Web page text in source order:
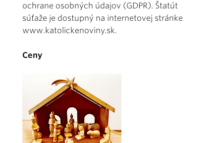
ochrane osobných údajov (GDPR). Štatút
súťaže je dostupný na internetovej stránke
www.katolickenoviny.sk.
Ceny